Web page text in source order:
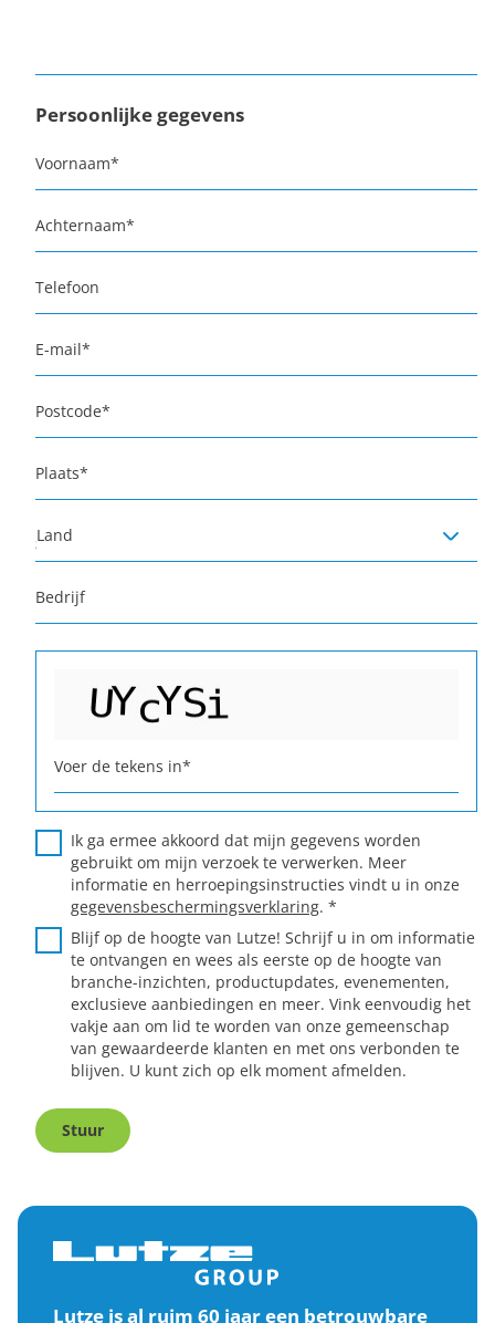
Persoonlijke gegevens
Voornaam*
Achternaam*
Telefoon
E-mail*
Postcode*
Plaats*
Land
Bedrijf
Voer de tekens in*
Ik ga ermee akkoord dat mijn gegevens worden
gebruikt om mijn verzoek te verwerken. Meer
informatie en herroepingsinstructies vindt u in onze
gegevensbeschermingsverklaring. *
Blijf op de hoogte van Lutze! Schrijf u in om informatie
te ontvangen en wees als eerste op de hoogte van
branche-inzichten, productupdates, evenementen,
exclusieve aanbiedingen en meer. Vink eenvoudig het
vakje aan om lid te worden van onze gemeenschap
van gewaardeerde klanten en met ons verbonden te
blijven. U kunt zich op elk moment afmelden.
Stuur
Lutze is al ruim 60 jaar een betrouwbare